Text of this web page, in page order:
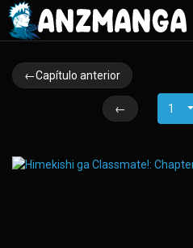
←Capítulo anterior
← 1